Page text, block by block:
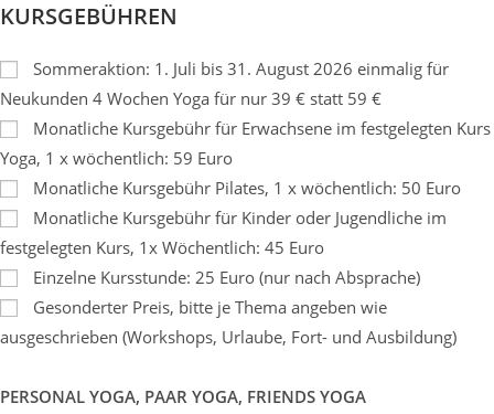
KURSGEBÜHREN
Sommeraktion: 1. Juli bis 31. August 2026 einmalig für
Neukunden 4 Wochen Yoga für nur 39 € statt 59 €
Monatliche Kursgebühr für Erwachsene im festgelegten Kurs
Yoga, 1 x wöchentlich: 59 Euro
Monatliche Kursgebühr Pilates, 1 x wöchentlich: 50 Euro
Monatliche Kursgebühr für Kinder oder Jugendliche im
festgelegten Kurs, 1x Wöchentlich: 45 Euro
Einzelne Kursstunde: 25 Euro (nur nach Absprache)
Gesonderter Preis, bitte je Thema angeben wie
ausgeschrieben (Workshops, Urlaube, Fort- und Ausbildung)
PERSONAL YOGA, PAAR YOGA, FRIENDS YOGA